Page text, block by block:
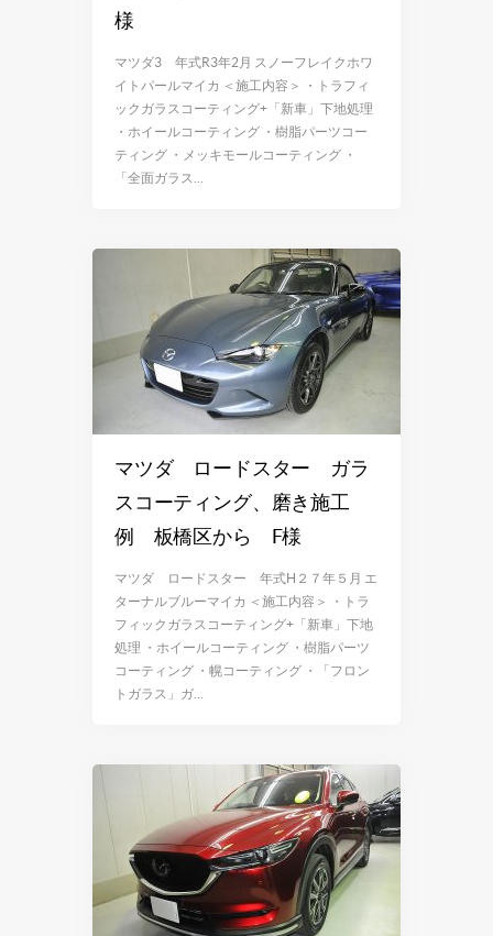
様
マツダ3 年式R3年2月 スノーフレイクホワ
イトパールマイカ ＜施工内容＞ ・トラフィ
ックガラスコーティング+「新車」下地処理
・ホイールコーティング ・樹脂パーツコー
ティング ・メッキモールコーティング ・
「全面ガラス…
マツダ ロードスター ガラ
スコーティング、磨き施工
例 板橋区から F様
マツダ ロードスター 年式H２７年５月 エ
ターナルブルーマイカ ＜施工内容＞ ・トラ
フィックガラスコーティング+「新車」下地
処理 ・ホイールコーティング ・樹脂パーツ
コーティング ・幌コーティング ・「フロン
トガラス」ガ…